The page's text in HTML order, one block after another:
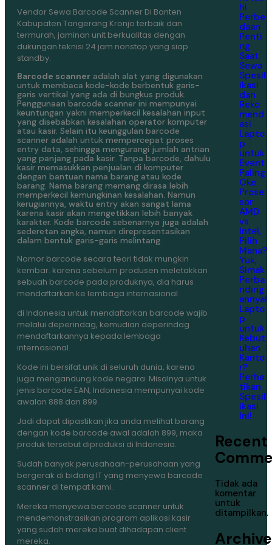
Vendor Sewa Barcode Scanner Di Banten
Kabupaten Tangerang Kronjo terbaik dan
termurah, jaminan unit berkualitas dengan
dukungan teknisi 24 jam nonstop yang siap
standby.
Barcode scanner adalah alat yang digunakan
untuk membaca kode-kode berbentuk garis-
garis vertikal yang ada di bungkus produk.
Penggunaan barcode scanner ini mempunyai
keuntungan yakni memperkecil kesalahan input
yang disebabkan kesalahan operator komputer
atau kasir. Selain itu keunggulan barcode
scanner adalah untuk mempercepat proses
entry data, sehingga mengurangi jumlah antrian
yang panjang pada kasir. Tanpa barcode, dahulu
kasir memasukkan penjualan di komputer
dengan bantuan nama barang atau kode
barang. Nama barang memang dirasa lebih
memperkecil kemungkinan kesalahan. Namun
kerugiannya, waktu entry akan sangat lama
karena kasir akan mengetikkan lebih banyak
karakter. Kode barcode sebenarnya juga adalah
sederetan angka, namun direpresentasikan
dalam bentuk garis-garis melintang.
Nomor barcode secara teori tidak mungkin
kembar. karena sebelum produsen meletakkan
sebuah barcode pada produknya, dia harus
mendaftarkan ke lembaga internasional.
di Indonesia untuk mendaftarkan barcode wajib
melalui deperindag, kemudian deperindag
mendaftarkannya kepada lembaga
internasional.
Kode ini bersifat unik di seluruh dunia, karena
juga mengandung kode negara. Misalnya untuk
jenis barcode EAN, Indonesia mempunyai kode
awalan 888 dan 899.
Jadi dapat dipastikan jika anda melihat barang
dengan kode barcode awal adalah 899, maka
produk tersebut diproduksi di Indonesia.
Sudah banyak perusahaan-perusahaan yang
bergerak di bidang IT yang menyewa barcode
scanner di tempat kami .
Mereka menyewa barcode scanner untuk
mendemonstrasikan program aplikasi kasir
yang sudah mereka buat dihadapan client
mereka.
hi
Perbe
daan
Penti
ng
Saat
Sewa
Spesif
ikasi
dan
Reko
mend
asi
Lapto
p
untuk
Event
Paling
Oke
Prose
sor
AMD
vs
Intel,
Pilih
Mana?
Yuk,
Simak
Perba
nding
annya!
Lapto
p
untuk
Kebut
uhan
Kanto
r?
Perha
tikan
Spesif
ikasi
Ini!
Recent
Tidak ada
komentar
untuk
ditampilkan.